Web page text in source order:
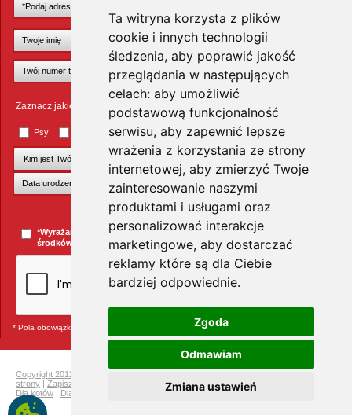
Ta witryna korzysta z plików
cookie i innych technologii
śledzenia, aby poprawić jakość
przeglądania w następujących
celach: aby umożliwić
podstawową funkcjonalność
serwisu, aby zapewnić lepsze
wrażenia z korzystania ze strony
internetowej, aby zmierzyć Twoje
zainteresowanie naszymi
produktami i usługami oraz
personalizować interakcje
marketingowe, aby dostarczać
reklamy które są dla Ciebie
bardziej odpowiednie.
Zgoda
Odmawiam
Zmiana ustawień
Zaznacz jakie zwierzęta Cię interesują
Psy Małe ssaki Ptaki Inne zwierzęta
+Dodaj kolejnego pupila
*Wyrażam zgodę na przesyłanie informacji handlowych za pomocą
środków komunikacji elektronicznej. więcej »
* Pola obowiązkowe
Copyright 2012 Telekarma
strony
Zapisz się do newslettera i odbierz rabat na kolejne zakupy
Dla kotów
Dla psów
Producenci